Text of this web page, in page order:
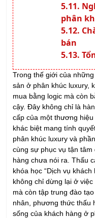
phân
bán
Trong thế giới của
sản ở phân khúc luxury,
mua bằng logic mà còn
cậy. Đây không chỉ là
cấp của một thương
khác biệt mang tính
phân khúc luxury và
cùng sự phục vụ tận
hàng chưa nói ra. Thấu
khóa học “Dịch vụ
không chỉ dừng lại ở
mà còn tập trung đào
nhân, phương thức thấu
sống của khách hàng ở